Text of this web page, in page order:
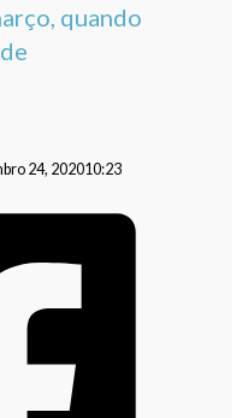
quando
24, 202010:23